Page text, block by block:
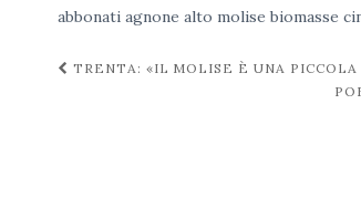
abbonati agnone alto molise biomasse
Navigazione
TRENTA: «IL MOLISE È UNA